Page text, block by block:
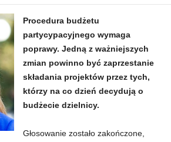
Procedura budżetu
partycypacyjnego wymaga
poprawy. Jedną z ważniejszych
zmian powinno być zaprzestanie
składania projektów przez tych,
którzy na co dzień decydują o
budżecie dzielnicy.
Głosowanie zostało zakończone,